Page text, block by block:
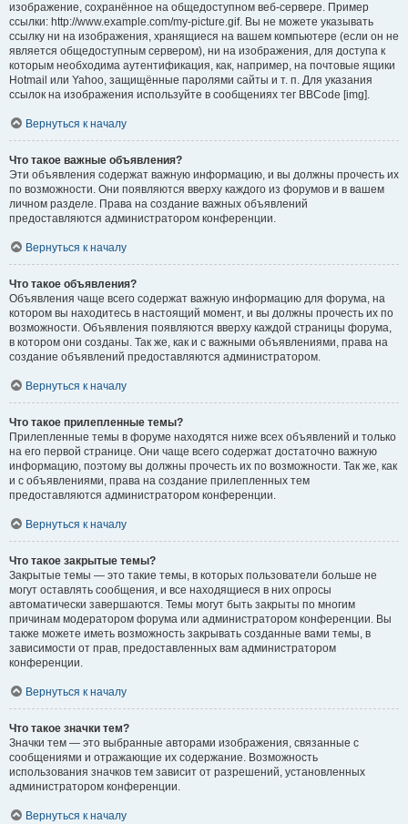
изображение, сохранённое на общедоступном веб-сервере. Пример
ссылки: http://www.example.com/my-picture.gif. Вы не можете указывать
ссылку ни на изображения, хранящиеся на вашем компьютере (если он не
является общедоступным сервером), ни на изображения, для доступа к
которым необходима аутентификация, как, например, на почтовые ящики
Hotmail или Yahoo, защищённые паролями сайты и т. п. Для указания
ссылок на изображения используйте в сообщениях тег BBCode [img].
Вернуться к началу
Что такое важные объявления?
Эти объявления содержат важную информацию, и вы должны прочесть их
по возможности. Они появляются вверху каждого из форумов и в вашем
личном разделе. Права на создание важных объявлений
предоставляются администратором конференции.
Вернуться к началу
Что такое объявления?
Объявления чаще всего содержат важную информацию для форума, на
котором вы находитесь в настоящий момент, и вы должны прочесть их по
возможности. Объявления появляются вверху каждой страницы форума,
в котором они созданы. Так же, как и с важными объявлениями, права на
создание объявлений предоставляются администратором.
Вернуться к началу
Что такое прилепленные темы?
Прилепленные темы в форуме находятся ниже всех объявлений и только
на его первой странице. Они чаще всего содержат достаточно важную
информацию, поэтому вы должны прочесть их по возможности. Так же, как
и с объявлениями, права на создание прилепленных тем
предоставляются администратором конференции.
Вернуться к началу
Что такое закрытые темы?
Закрытые темы — это такие темы, в которых пользователи больше не
могут оставлять сообщения, и все находящиеся в них опросы
автоматически завершаются. Темы могут быть закрыты по многим
причинам модератором форума или администратором конференции. Вы
также можете иметь возможность закрывать созданные вами темы, в
зависимости от прав, предоставленных вам администратором
конференции.
Вернуться к началу
Что такое значки тем?
Значки тем — это выбранные авторами изображения, связанные с
сообщениями и отражающие их содержание. Возможность
использования значков тем зависит от разрешений, установленных
администратором конференции.
Вернуться к началу